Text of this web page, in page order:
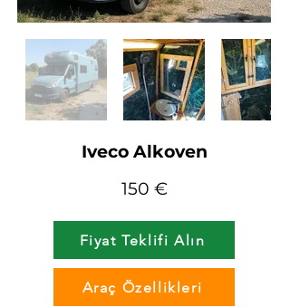
Iveco Alkoven
150 €
Fiyat Teklifi Alın
Araç Özellikleri